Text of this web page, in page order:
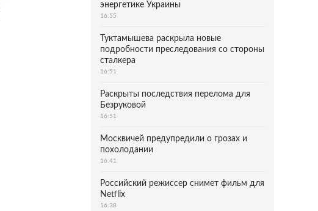
энергетике Украины
16:55
Туктамышева раскрыла новые
подробности преследования со стороны
сталкера
16:51
Раскрыты последствия перелома для
Безруковой
16:51
Москвичей предупредили о грозах и
похолодании
16:41
Российский режиссер снимет фильм для
Netflix
16:38